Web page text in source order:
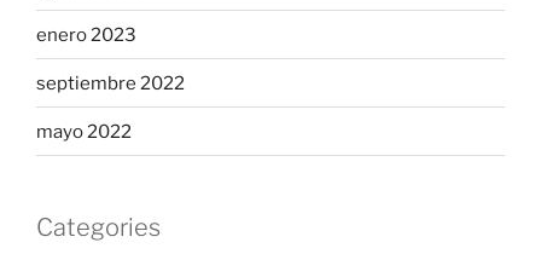
enero 2023
septiembre 2022
mayo 2022
Categories